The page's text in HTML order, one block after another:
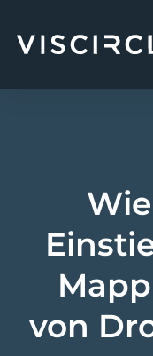
Über uns
Kontakt
von